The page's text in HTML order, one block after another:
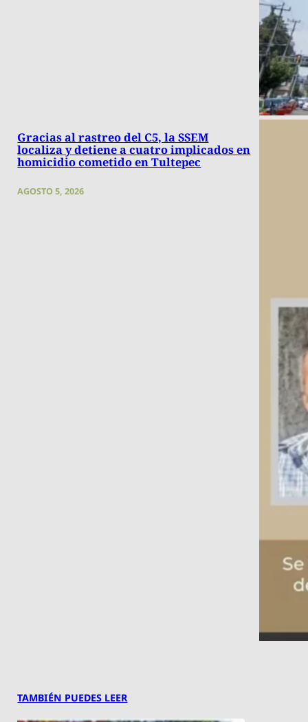
Gracias al rastreo del C5, la SSEM
localiza y detiene a cuatro implicados en
homicidio cometido en Tultepec
AGOSTO 5, 2026
TAMBIÉN PUEDES LEER